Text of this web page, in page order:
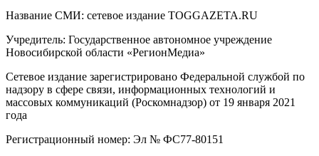
Название СМИ: cетевое издание TOGGAZETA.RU
Учредитель: Государственное автономное учреждение
Новосибирской области «РегионМедиа»
Сетевое издание зарегистрировано Федеральной службой по
надзору в сфере связи, информационных технологий и
массовых коммуникаций (Роскомнадзор) от 19 января 2021
года
Регистрационный номер: Эл № ФС77-80151